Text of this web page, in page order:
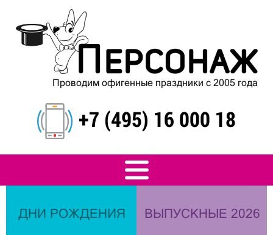
Проводим офигенные праздники с 2005 года
+7 (495) 16 000 18
ДНИ РОЖДЕНИЯ ВЫПУСКНЫЕ 2026